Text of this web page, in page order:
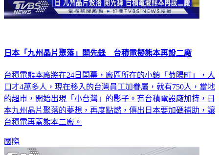
日本「九州晶片聚落」開先鋒 台積電擬熊本再設二廠
台積電熊本廠將在24日開幕，廠區所在的小鎮「菊陽町」，人
口才4萬多人，現在移入的台灣員工加眷屬，就有750人，當地
的超市，開始出現「小台灣」的影子。有台積電設廠加持，日
本九州晶片聚落的夢想，再度點燃，傳出日本要加碼補助，讓
台積電再蓋熊本二廠。
國際